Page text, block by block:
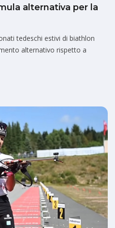
alternativa per la
tedeschi estivi di biathlon
alternativo rispetto a